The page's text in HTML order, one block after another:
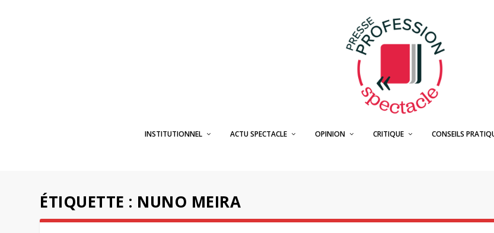
INSTITUTIONNEL ACTU SPECTACLE OPINION CRITIQUE CONSEILS
ÉTIQUETTE : NUNO MEIRA